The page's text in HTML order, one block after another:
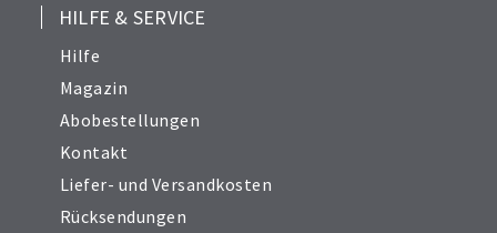
HILFE & SERVICE
Hilfe
Magazin
Abobestellungen
Kontakt
Liefer- und Versandkosten
Rücksendungen